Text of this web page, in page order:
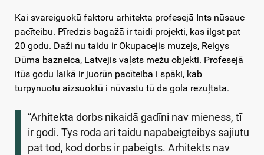
Kai svareiguokū faktoru arhitekta profesejā Ints nūsauc
pacīteibu. Pīredzis bagažā ir taidi projekti, kas ilgst pat
20 godu. Daži nu taidu ir Okupacejis muzejs, Reigys
Dūma bazneica, Latvejis vaļsts mežu objekti. Profesejā
itūs godu laikā ir juorūn pacīteiba i spāki, kab
turpynuotu aizsuoktū i nūvastu tū da gola rezuļtata.
“Arhitekta dorbs nikaidā gadīni nav mieness, tī
ir godi. Tys roda ari taidu napabeigteibys sajiutu
pat tod, kod dorbs ir pabeigts. Arhitekts nav